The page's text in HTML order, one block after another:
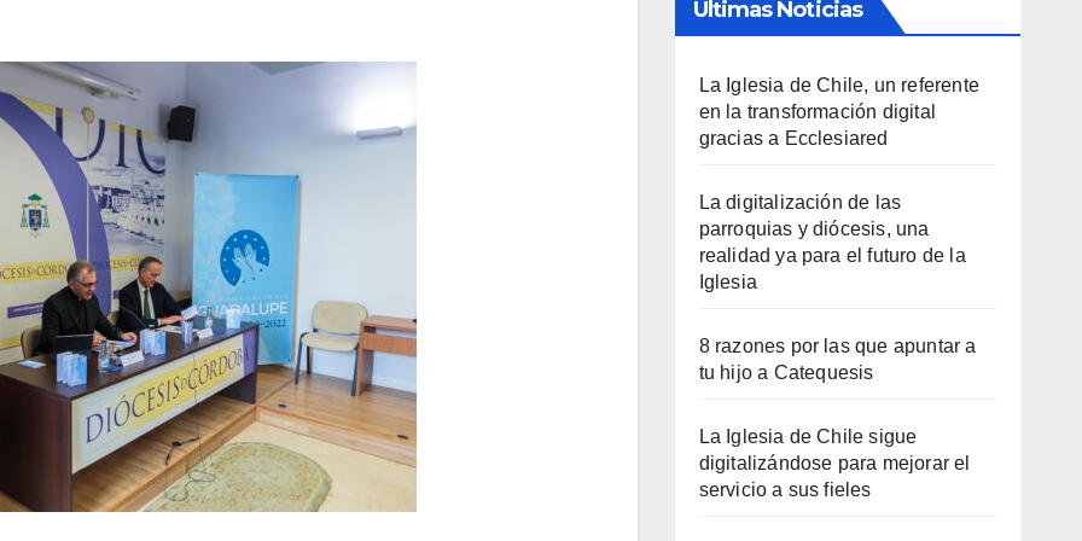
Últimas Noticias
La Iglesia de Chile, un referente
en la transformación digital
gracias a Ecclesiared
La digitalización de las
parroquias y diócesis, una
realidad ya para el futuro de la
Iglesia
8 razones por las que apuntar a
tu hijo a Catequesis
La Iglesia de Chile sigue
digitalizándose para mejorar el
servicio a sus fieles